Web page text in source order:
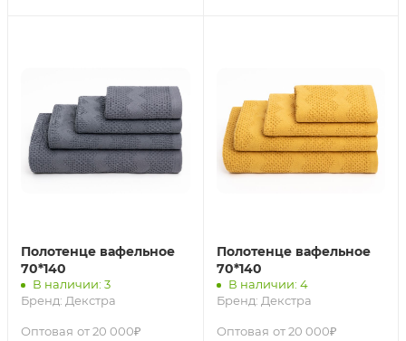
Полотенце вафельное
70*140
В наличии: 3
Бренд: Декстра
Оптовая от 20 000₽
Полотенце вафельное
70*140
В наличии: 4
Бренд: Декстра
Оптовая от 20 000₽